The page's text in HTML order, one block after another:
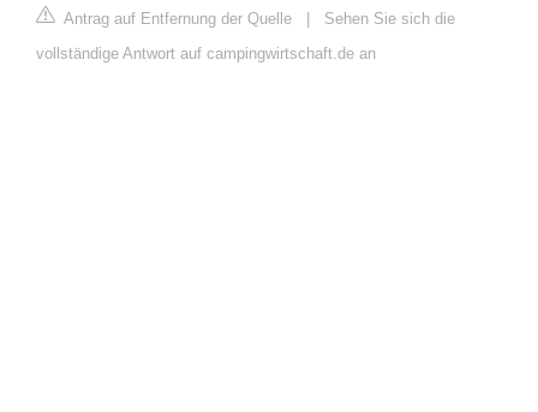
Antrag auf Entfernung der Quelle
Sehen Sie sich die
vollständige Antwort auf campingwirtschaft.de an